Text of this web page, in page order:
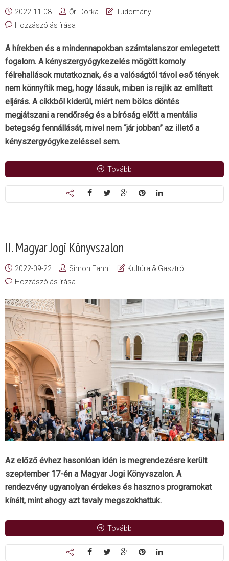
2022-11-08 Őri Dorka
Tudomány
Hozzászólás írása
A hírekben és a mindennapokban számtalanszor emlegetett
fogalom. A kényszergyógykezelés mögött komoly
félrehallások mutatkoznak, és a valóságtól távol eső tények
nem könnyítik meg, hogy lássuk, miben is rejlik az említett
eljárás. A cikkből kiderül, miért nem bölcs döntés
megjátszani a rendőrség és a bíróság előtt a mentális
betegség fennállását, mivel nem “jár jobban” az illető a
kényszergyógykezeléssel sem.
Tovább
II. Magyar Jogi Könyvszalon
2022-09-22 Simon Fanni
Kultúra & Gasztró
Hozzászólás írása
Az előző évhez hasonlóan idén is megrendezésre került
szeptember 17-én a Magyar Jogi Könyvszalon. A
rendezvény ugyanolyan érdekes és hasznos programokat
kínált, mint ahogy azt tavaly megszokhattuk.
Tovább